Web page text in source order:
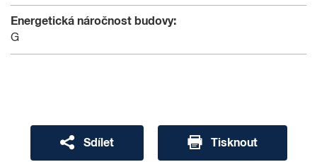
Energetická náročnost budovy:
G
Sdílet Tisknout